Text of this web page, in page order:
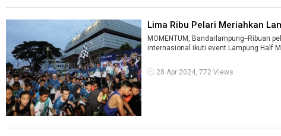
Lima Ribu Pelari Meriahkan
MOMENTUM, Bandarlampung--Ribuan
28 Apr 2024, 772 Views